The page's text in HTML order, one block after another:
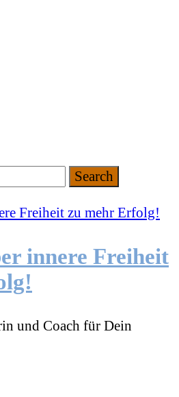
innere Freiheit
und Coach für Dein